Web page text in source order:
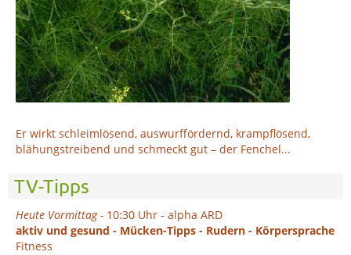
Er wirkt schleimlösend, auswurffördernd, krampflösend,
blähungstreibend und schmeckt gut – der Fenchel...
TV-Tipps
Heute Vormittag - 10:30 Uhr - alpha ARD
aktiv und gesund - Mücken-Tipps - Rudern - Körpersprache
Fitness